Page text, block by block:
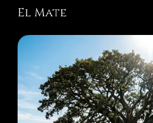
El Mate